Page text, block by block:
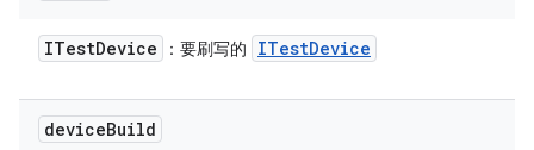
ITestDevice ：要刷写的 ITestDevice
deviceBuild